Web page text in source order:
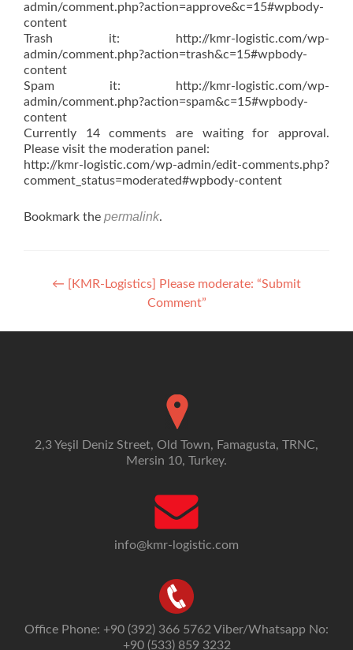
admin/comment.php?action=approve&c=15#wpbody-
content
Trash it: http://kmr-logistic.com/wp-
admin/comment.php?action=trash&c=15#wpbody-
content
Spam it: http://kmr-logistic.com/wp-
admin/comment.php?action=spam&c=15#wpbody-
content
Currently 14 comments are waiting for approval.
Please visit the moderation panel:
http://kmr-logistic.com/wp-admin/edit-comments.php?
comment_status=moderated#wpbody-content
Bookmark the permalink.
Post
← [KMR-Logistics] Please moderate: “Submit
Comment”
2,3 Yeşil Deniz Street, Old Town, Famagusta, TRNC,
Mersin 10, Turkey.
info@kmr-logistic.com
Office Phone: +90 (392) 366 5762 Viber/Whatsapp No:
+90 (533) 859 3232